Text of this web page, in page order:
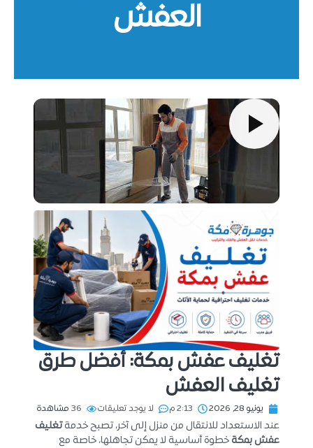
العفش
تغليف عفش بمكة: أفضل طرق
تغليف العفش
يونيو 28, 2026 2:13 م لا يوجد تعليقات 36 مشاهدة
عند الاستعداد للانتقال من منزل إلى آخر، تصبح خدمةتغليف
عفش بمكة خطوة أساسية لا يمكن تجاهلها، خاصة مع